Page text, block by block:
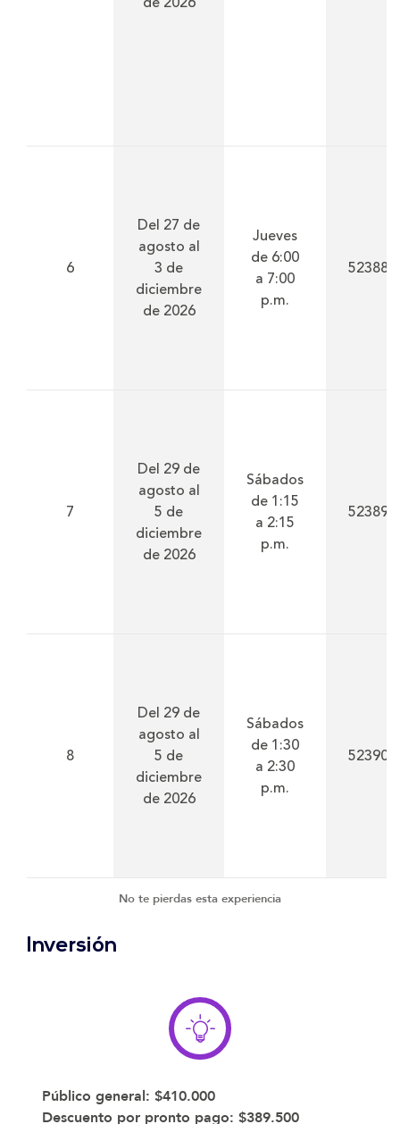
6
Del 27 de
agosto al
3 de
diciembre
de 2026
Jueves
de 6:00
a 7:00
p.m.
52388
7
Del 29 de
agosto al
5 de
diciembre
de 2026
Sábados
de 1:15
a 2:15
p.m.
52389
8
Del 29 de
agosto al
5 de
diciembre
de 2026
Sábados
de 1:30
a 2:30
p.m.
52390
No te pierdas esta experiencia
Inversión
Público general: $410.000
Descuento por pronto pago: $389.500